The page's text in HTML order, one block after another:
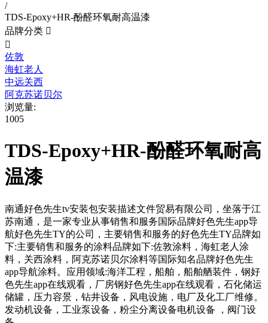
/
TDS-Epoxy+HR-酚醛环氧耐高温漆
品牌分类 

佐敦
海虹老人
中远关西
阿克苏诺贝尔
浏览量:
1005
TDS-Epoxy+HR-酚醛环氧耐高
温漆
南通好色先生tv安装包安装描述文件贸易有限公司，坐落于江
苏南通，是一家专业从事销售和服务国际品牌好色先生app导
航好色先生TY的公司，主要销售和服务的好色先生TY品牌如
下:主要销售和服务的涂料品牌如下:佐敦涂料，海虹老人涂
料，关西涂料，阿克苏诺贝尔涂料等国际知名品牌好色先生
app导航涂料。应用领域:海洋工程，船舶，船舶舾装件，钢好
色先生app在线观看，厂房钢好色先生app在线观看，石化储运
储罐，压力容景，钻井设备，风电设施，电厂及化工厂维修。
发动机设备，工业泵设备，粉尘分离设备电机设备 ，阀门设